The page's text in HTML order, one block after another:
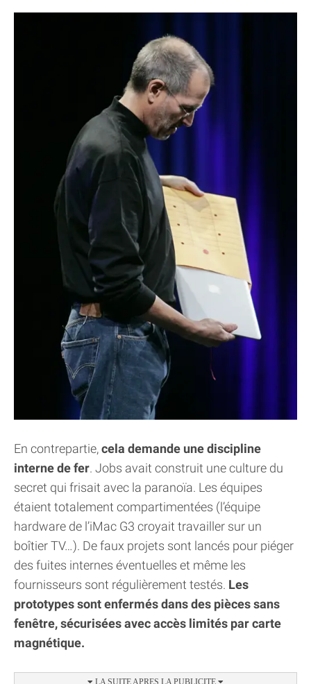
En contrepartie,cela demande une discipline
interne de fer. Jobs avait construit une culture du
secret qui frisait avec la paranoïa. Les équipes
étaient totalement compartimentées (l’équipe
hardware de l’iMac G3 croyait travailler sur un
boîtier TV…). De faux projets sont lancés pour piéger
des fuites internes éventuelles et même les
fournisseurs sont régulièrement testés. Les
prototypes sont enfermés dans des pièces sans
fenêtre, sécurisées avec accès limités par carte
magnétique.